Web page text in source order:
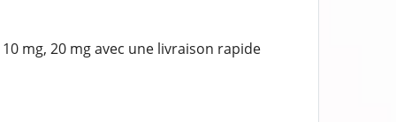
mg, 20 mg avec une livraison rapide